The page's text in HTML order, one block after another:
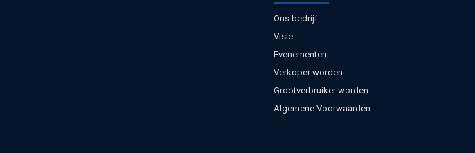
Ons bedrijf
Visie
Evenementen
Verkoper worden
Grootverbruiker worden
Algemene Voorwaarden